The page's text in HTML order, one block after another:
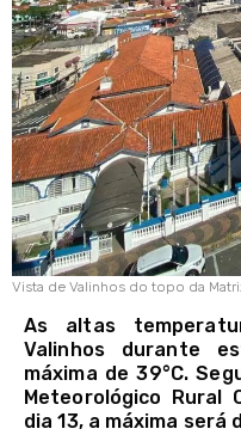
Vista de Valinhos do topo da
As altas
Valinhos durante
máxima de 39°C.
Meteorológico Rural
dia 13, a máxima será